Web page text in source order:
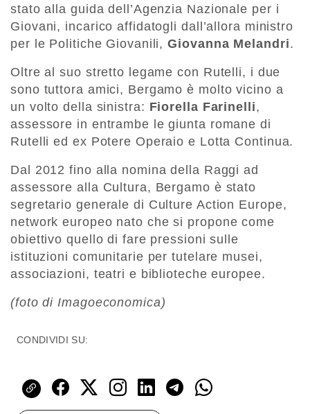
stato alla guida dell’Agenzia Nazionale per i
Giovani, incarico affidatogli dall’allora ministro
per le Politiche Giovanili,Giovanna Melandri.
Oltre al suo stretto legame con Rutelli, i due
sono tuttora amici, Bergamo è molto vicino a
un volto della sinistra: Fiorella Farinelli,
assessore in entrambe le giunta romane di
Rutelli ed ex Potere Operaio e Lotta Continua.
Dal 2012 fino alla nomina della Raggi ad
assessore alla Cultura, Bergamo è stato
segretario generale di Culture Action Europe,
network europeo nato che si propone come
obiettivo quello di fare pressioni sulle
istituzioni comunitarie per tutelare musei,
associazioni, teatri e biblioteche europee.
(foto di Imagoeconomica)
CONDIVIDI SU: